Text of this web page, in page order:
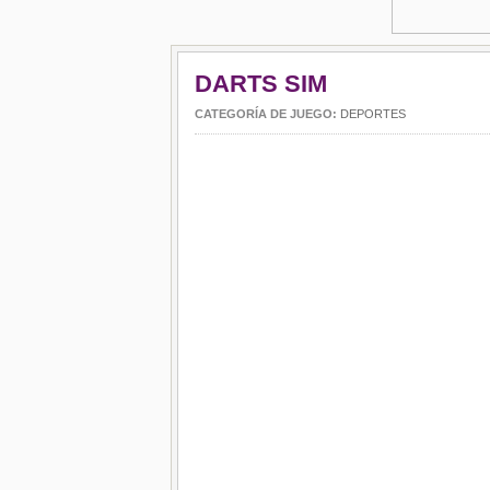
DARTS SIM
CATEGORÍA DE JUEGO: DEPORTES